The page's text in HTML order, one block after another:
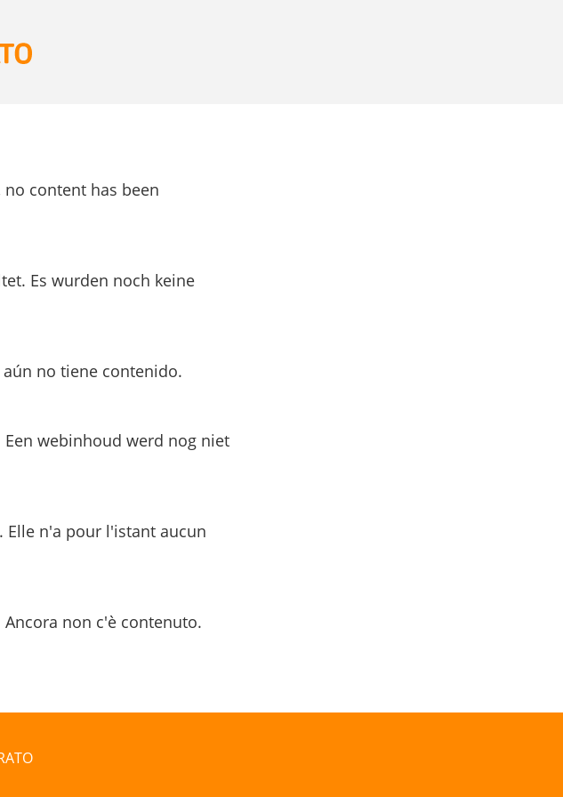
content has been
Es wurden noch keine
aún no tiene contenido.
webinhoud werd nog niet
Elle n'a pour l'istant aucun
non c'è contenuto.